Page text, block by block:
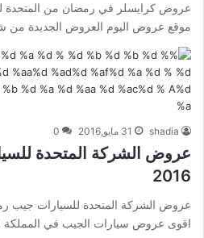
عروض كرايسلر في رمضان من المتحدة
موقع عروض اليوم العروض الجديدة من
shadia 31 مايو,2016 0
عروض الشركة المتحدة
2016
اقوى عروض سيارات الجيب في المملكة